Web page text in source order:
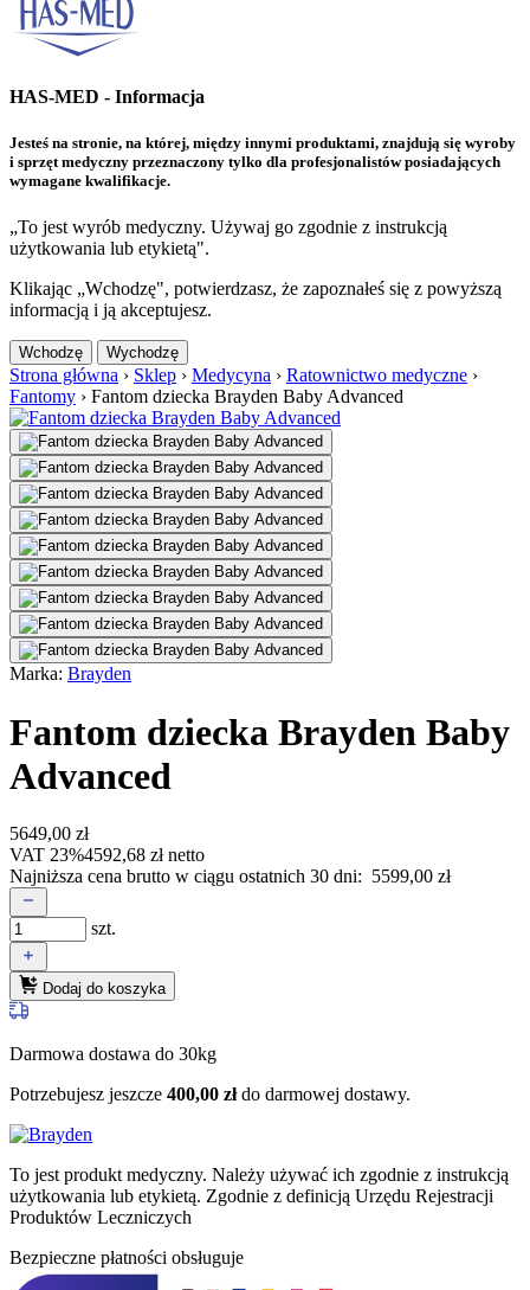
HAS-MED - Informacja
Jesteś na stronie, na której, między innymi produktami, znajdują się wyroby
i sprzęt medyczny przeznaczony tylko dla profesjonalistów posiadających
wymagane kwalifikacje.
„To jest wyrób medyczny. Używaj go zgodnie z instrukcją
użytkowania lub etykietą".
Klikając „Wchodzę", potwierdzasz, że zapoznałeś się z powyższą
informacją i ją akceptujesz.
Wchodzę Wychodzę
Strona główna › Sklep › Medycyna › Ratownictwo medyczne ›
Fantomy › Fantom dziecka Brayden Baby Advanced
Marka: Brayden
Fantom dziecka Brayden Baby
Advanced
5649,00 zł
VAT 23%4592,68 złnetto
Najniższa cena brutto w ciągu ostatnich 30 dni: 5599,00 zł
szt.
Dodaj do koszyka
Darmowa dostawa do 30kg
Potrzebujesz jeszcze 400,00 złdo darmowej dostawy.
To jest produkt medyczny. Należy używać ich zgodnie z instrukcją
użytkowania lub etykietą. Zgodnie z definicją Urzędu Rejestracji
Produktów Leczniczych
Bezpieczne płatności obsługuje